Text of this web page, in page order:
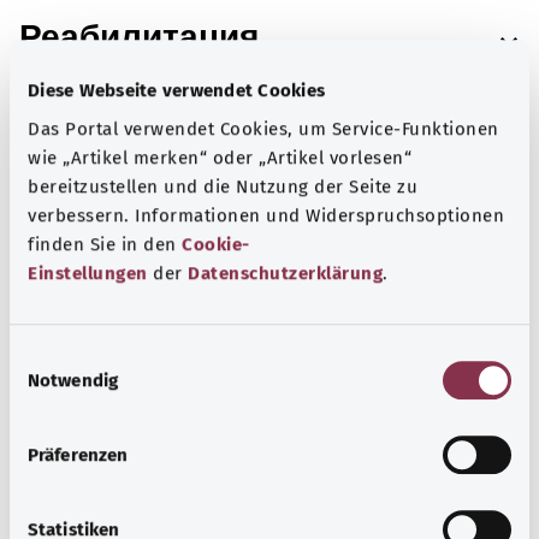
Diese Webseite verwendet Cookies
Das Portal verwendet Cookies, um Service-Funktionen
wie „Artikel merken“ oder „Artikel vorlesen“
bereitzustellen und die Nutzung der Seite zu
verbessern. Informationen und Widerspruchsoptionen
finden Sie in den Cookie-
Einstellungen der Datenschutzerklärung.
Notwendig
Präferenzen
Statistiken
Реабилитация
Последующее наблюдение
Данные об источниках
Wirtschaftlichkeit im Gesundheitswesen (IQWiG;